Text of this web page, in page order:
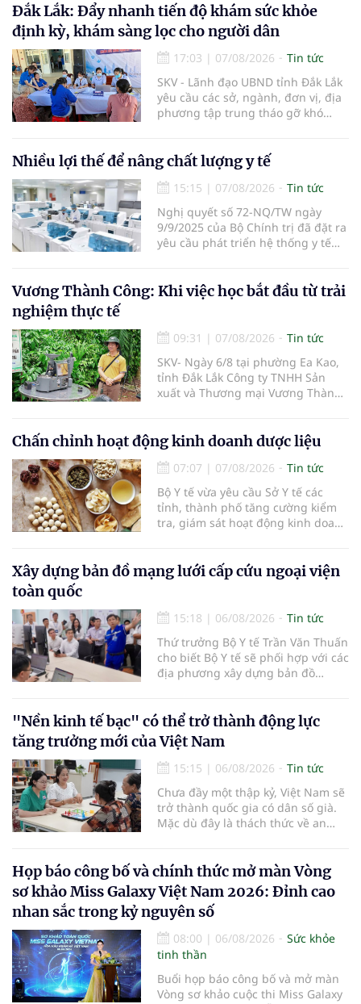
bệnh... Ngành y tế từng bước tiêu
chuẩn hóa, quy chuẩn hóa và hội
nhập quốc tế nhằm giúp cho
người dân tiếp cận thuốc an toàn,
chất lượng, hiệu quả và giá hợp lý.
Đắk Lắk: Đẩy nhanh tiến độ khám sức khỏe
định kỳ, khám sàng lọc cho người dân
17:03 | 07/08/2026
Tin tức
SKV - Lãnh đạo UBND tỉnh Đắk Lắk
yêu cầu các sở, ngành, đơn vị, địa
phương tập trung tháo gỡ khó
sàng lọc cho 100% người dân trên
địa bàn tỉnh trong tháng 10/2026.
Nhiều lợi thế để nâng chất lượng y tế
15:15 | 07/08/2026
Tin tức
Nghị quyết số 72-NQ/TW ngày
9/9/2025 của Bộ Chính trị đã đặt ra
yêu cầu phát triển hệ thống y tế
Vương Thành Công: Khi việc học bắt đầu từ trải
nghiệm thực tế
09:31 | 07/08/2026
Tin tức
SKV- Ngày 6/8 tại phường Ea Kao,
tỉnh Đắk Lắk Công ty TNHH Sản
xuất và Thương mại Vương Thành
tham gia của các chủ doanh
nghiệp, chủ quán cà phê, hợp tác
xã, người làm nông nghiệp và
những người yêu thích cà phê.
Chấn chỉnh hoạt động kinh doanh dược liệu
07:07 | 07/08/2026
Tin tức
Bộ Y tế vừa yêu cầu Sở Y tế các
tỉnh, thành phố tăng cường kiểm
tra, giám sát hoạt động kinh doanh
Xây dựng bản đồ mạng lưới cấp cứu ngoại viện
toàn quốc
15:18 | 06/08/2026
Tin tức
Thứ trưởng Bộ Y tế Trần Văn Thuấn
cho biết Bộ Y tế sẽ phối hợp với các
địa phương xây dựng bản đồ
thiện cơ chế tài chính và đa dạng
hóa phương tiện nhằm nâng cao
năng lực cấp cứu trước viện trên
phạm vi cả nước.
"Nền kinh tế bạc" có thể trở thành động lực
tăng trưởng mới của Việt Nam
15:15 | 06/08/2026
Tin tức
Chưa đầy một thập kỷ, Việt Nam sẽ
trở thành quốc gia có dân số già.
Mặc dù đây là thách thức về an
có giá trị hàng tỷ USD.
Họp báo công bố và chính thức mở màn Vòng
sơ khảo Miss Galaxy Việt Nam 2026: Đỉnh cao
nhan sắc trong kỷ nguyên số
08:00 | 06/08/2026
Sức khỏe
tinh thần
Buổi họp báo công bố và mở màn
Vòng sơ khảo cuộc thi Miss Galaxy